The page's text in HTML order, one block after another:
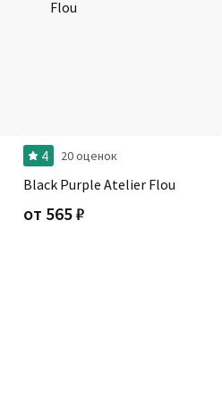
4 20 оценок
Black Purple Atelier Flou
от 565₽